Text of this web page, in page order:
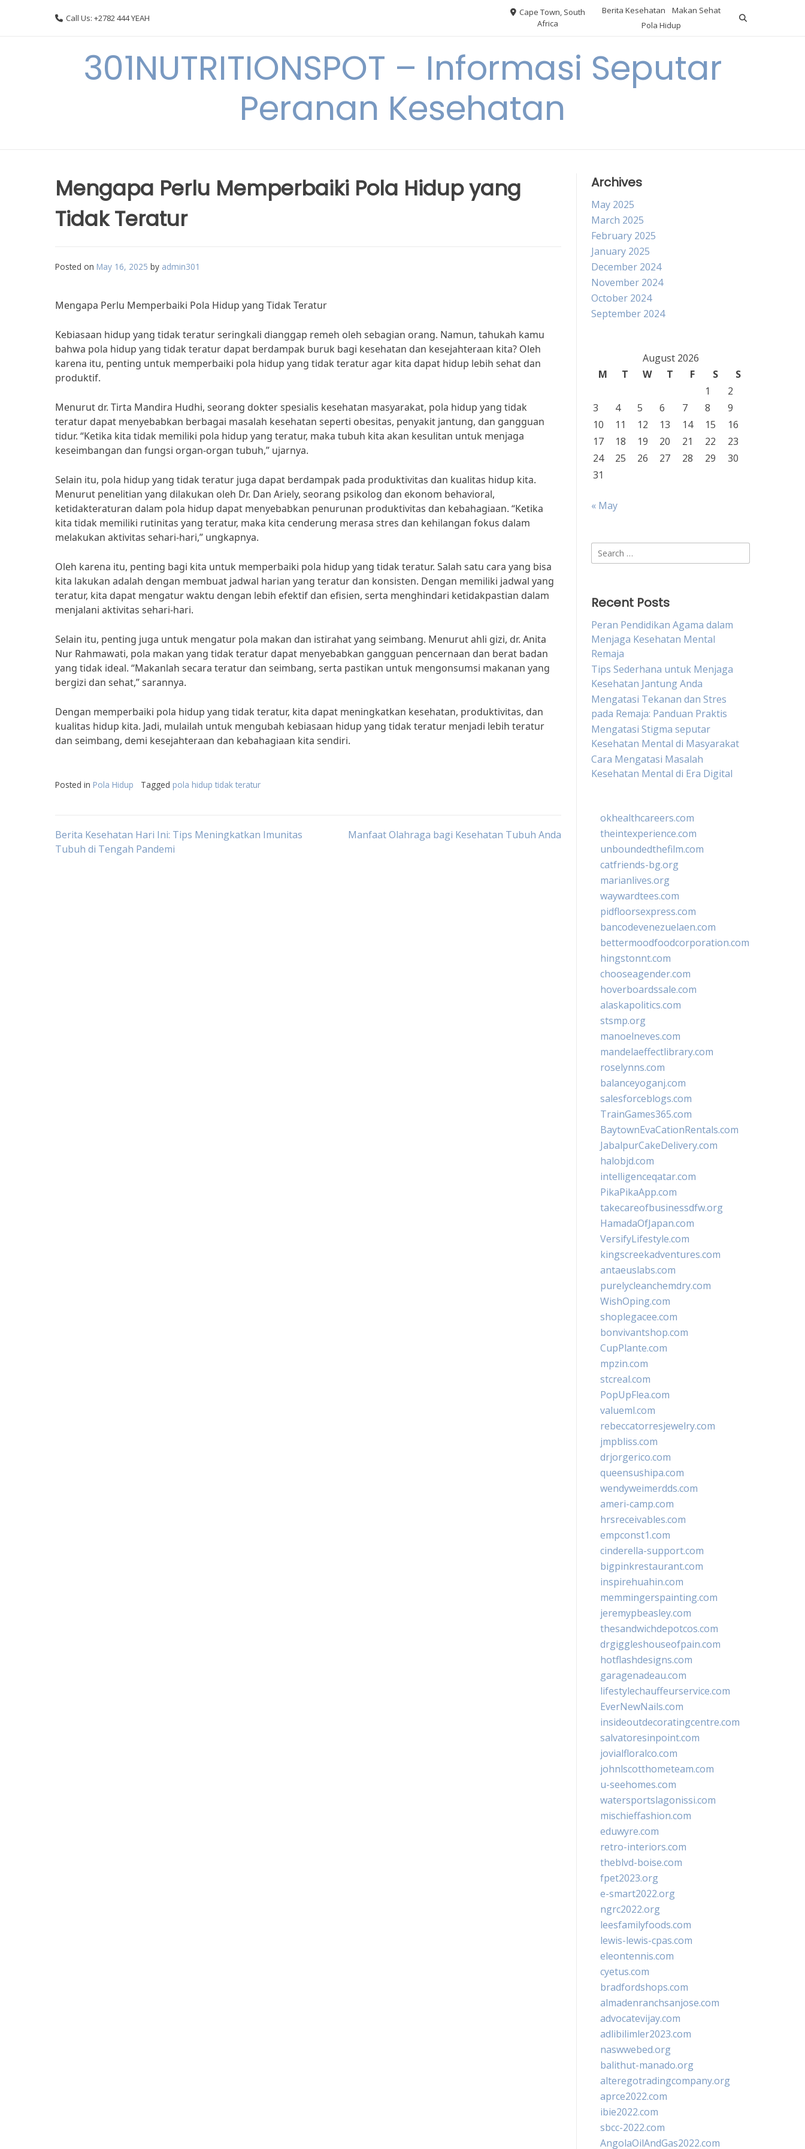
Call Us: +2782 444 YEAH
Cape Town, South
Africa
Berita Kesehatan
Makan Sehat
Pola Hidup
301NUTRITIONSPOT – Informasi Seputar
Peranan Kesehatan
Mengapa Perlu Memperbaiki Pola Hidup yang
Tidak Teratur
Posted on May 16, 2025 by admin301
Mengapa Perlu Memperbaiki Pola Hidup yang Tidak Teratur
Kebiasaan hidup yang tidak teratur seringkali dianggap remeh oleh sebagian orang. Namun, tahukah kamu
bahwa pola hidup yang tidak teratur dapat berdampak buruk bagi kesehatan dan kesejahteraan kita? Oleh
karena itu, penting untuk memperbaiki pola hidup yang tidak teratur agar kita dapat hidup lebih sehat dan
produktif.
Menurut dr. Tirta Mandira Hudhi, seorang dokter spesialis kesehatan masyarakat, pola hidup yang tidak
teratur dapat menyebabkan berbagai masalah kesehatan seperti obesitas, penyakit jantung, dan gangguan
tidur. “Ketika kita tidak memiliki pola hidup yang teratur, maka tubuh kita akan kesulitan untuk menjaga
keseimbangan dan fungsi organ-organ tubuh,” ujarnya.
Selain itu, pola hidup yang tidak teratur juga dapat berdampak pada produktivitas dan kualitas hidup kita.
Menurut penelitian yang dilakukan oleh Dr. Dan Ariely, seorang psikolog dan ekonom behavioral,
ketidakteraturan dalam pola hidup dapat menyebabkan penurunan produktivitas dan kebahagiaan. “Ketika
kita tidak memiliki rutinitas yang teratur, maka kita cenderung merasa stres dan kehilangan fokus dalam
melakukan aktivitas sehari-hari,” ungkapnya.
Oleh karena itu, penting bagi kita untuk memperbaiki pola hidup yang tidak teratur. Salah satu cara yang bisa
kita lakukan adalah dengan membuat jadwal harian yang teratur dan konsisten. Dengan memiliki jadwal yang
teratur, kita dapat mengatur waktu dengan lebih efektif dan efisien, serta menghindari ketidakpastian dalam
menjalani aktivitas sehari-hari.
Selain itu, penting juga untuk mengatur pola makan dan istirahat yang seimbang. Menurut ahli gizi, dr. Anita
Nur Rahmawati, pola makan yang tidak teratur dapat menyebabkan gangguan pencernaan dan berat badan
yang tidak ideal. “Makanlah secara teratur dan seimbang, serta pastikan untuk mengonsumsi makanan yang
bergizi dan sehat,” sarannya.
Dengan memperbaiki pola hidup yang tidak teratur, kita dapat meningkatkan kesehatan, produktivitas, dan
kualitas hidup kita. Jadi, mulailah untuk mengubah kebiasaan hidup yang tidak teratur menjadi lebih teratur
dan seimbang, demi kesejahteraan dan kebahagiaan kita sendiri.
Posted in Pola Hidup Tagged pola hidup tidak teratur
Post
Berita Kesehatan Hari Ini: Tips Meningkatkan Imunitas
Tubuh di Tengah Pandemi
Manfaat Olahraga bagi Kesehatan Tubuh Anda
Archives
May 2025
March 2025
February 2025
January 2025
December 2024
November 2024
October 2024
September 2024
August 2026
M
T W T F S
S
1
2
3
4 5 6 7 8
9
10
11 12 13 14 15
16
17
18 19 20 21 22
23
24
25 26 27 28 29
30
31
« May
Search
for:
Recent Posts
Peran Pendidikan Agama dalam
Menjaga Kesehatan Mental
Remaja
Tips Sederhana untuk Menjaga
Kesehatan Jantung Anda
Mengatasi Tekanan dan Stres
pada Remaja: Panduan Praktis
Mengatasi Stigma seputar
Kesehatan Mental di Masyarakat
Cara Mengatasi Masalah
Kesehatan Mental di Era Digital
okhealthcareers.com
theintexperience.com
unboundedthefilm.com
catfriends-bg.org
marianlives.org
waywardtees.com
pidfloorsexpress.com
bancodevenezuelaen.com
bettermoodfoodcorporation.com
hingstonnt.com
chooseagender.com
hoverboardssale.com
alaskapolitics.com
stsmp.org
manoelneves.com
mandelaeffectlibrary.com
roselynns.com
balanceyoganj.com
salesforceblogs.com
TrainGames365.com
BaytownEvaCationRentals.com
JabalpurCakeDelivery.com
halobjd.com
intelligenceqatar.com
PikaPikaApp.com
takecareofbusinessdfw.org
HamadaOfJapan.com
VersifyLifestyle.com
kingscreekadventures.com
antaeuslabs.com
purelycleanchemdry.com
WishOping.com
shoplegacee.com
bonvivantshop.com
CupPlante.com
mpzin.com
stcreal.com
PopUpFlea.com
valueml.com
rebeccatorresjewelry.com
jmpbliss.com
drjorgerico.com
queensushipa.com
wendyweimerdds.com
ameri-camp.com
hrsreceivables.com
empconst1.com
cinderella-support.com
bigpinkrestaurant.com
inspirehuahin.com
memmingerspainting.com
jeremypbeasley.com
thesandwichdepotcos.com
drgiggleshouseofpain.com
hotflashdesigns.com
garagenadeau.com
lifestylechauffeurservice.com
EverNewNails.com
insideoutdecoratingcentre.com
salvatoresinpoint.com
jovialfloralco.com
johnlscotthometeam.com
u-seehomes.com
watersportslagonissi.com
mischieffashion.com
eduwyre.com
retro-interiors.com
theblvd-boise.com
fpet2023.org
e-smart2022.org
ngrc2022.org
leesfamilyfoods.com
lewis-lewis-cpas.com
eleontennis.com
cyetus.com
bradfordshops.com
almadenranchsanjose.com
advocatevijay.com
adlibilimler2023.com
naswwebed.org
balithut-manado.org
alteregotradingcompany.org
aprce2022.com
ibie2022.com
sbcc-2022.com
AngolaOilAndGas2022.com